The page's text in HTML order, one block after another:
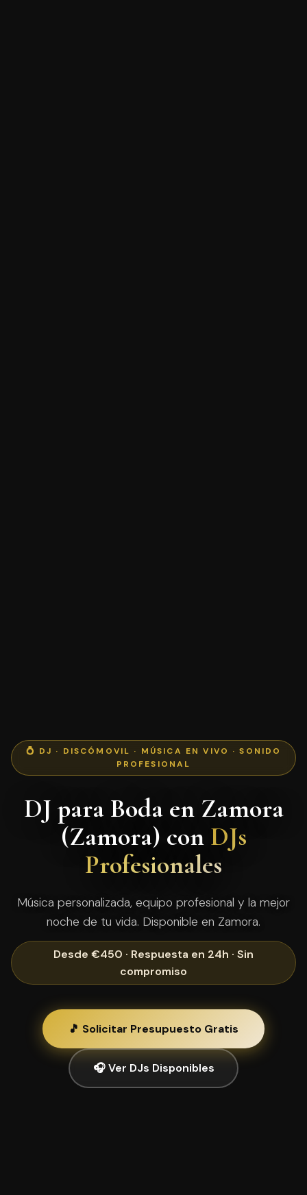
💍 DJ · DISCÓMOVIL · MÚSICA EN VIVO · SONIDO
PROFESIONAL
DJ para Boda en Zamora
(Zamora) con DJs
Profesionales
Música personalizada, equipo profesional y la mejor
noche de tu vida. Disponible en Zamora.
Desde €450 · Respuesta en 24h · Sin
compromiso
🎵 Solicitar Presupuesto Gratis
🎧 Ver DJs Disponibles